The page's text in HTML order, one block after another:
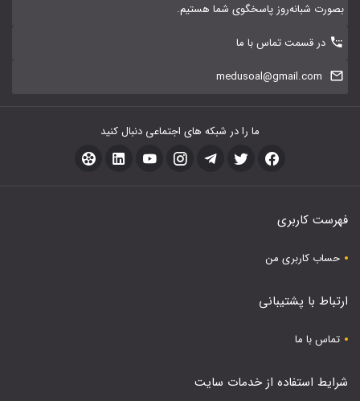
بصورت شبانه‌روز پاسخگوی شما هستیم.
در قسمت تماس با ما
medusoal@gmail.com
ما را در شبکه های اجتماعی دنبال کنید
فهرست کاربری
حساب کاربری من
ارتباط با پشتیبانی
تماس با ما
شرایط استفاده از خدمات سایت